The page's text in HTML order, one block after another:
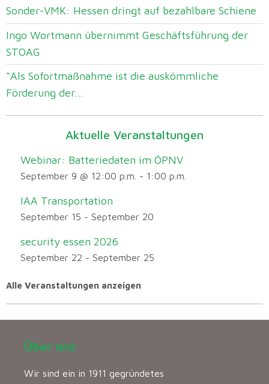
Sonder-VMK: Hessen dringt auf bezahlbare Schiene
Ingo Wortmann übernimmt Geschäftsführung der
STOAG
“Als Sofortmaßnahme ist die auskömmliche
Förderung der...
Aktuelle Veranstaltungen
Webinar: Batteriedaten im ÖPNV
September 9 @ 12:00 p.m. - 1:00 p.m.
IAA Transportation
September 15 - September 20
security essen 2026
September 22 - September 25
Alle Veranstaltungen anzeigen
Über uns
Wir sind ein in 1911 gegründetes